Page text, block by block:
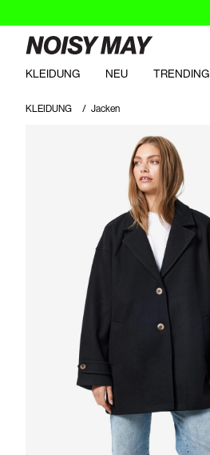
KLEIDUNG NEU TRENDING
KLEIDUNG Jacken